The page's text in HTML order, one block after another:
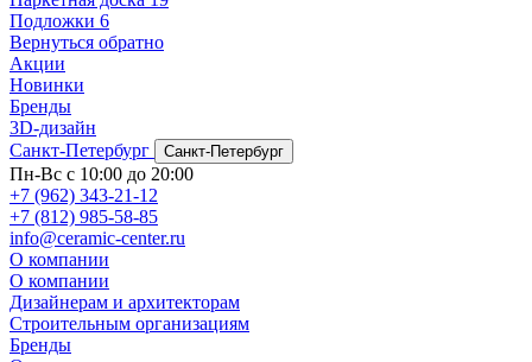
Подложки 6
Вернуться обратно
Акции
Новинки
Бренды
3D-дизайн
Санкт-Петербург
Санкт-Петербург
Пн-Вс с 10:00 до 20:00
+7 (962) 343-21-12
+7 (812) 985-58-85
info@ceramic-center.ru
О компании
О компании
Дизайнерам и архитекторам
Строительным организациям
Бренды